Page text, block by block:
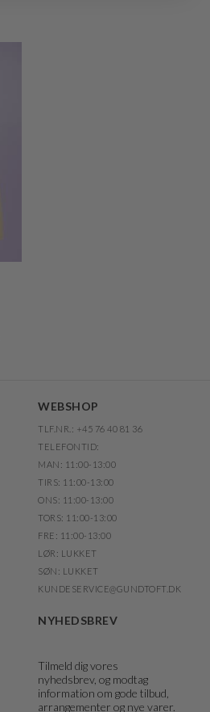
WEBSHOP
TLF.NR.: +45 76 40 81 36
TELEFONTID:
MAN: 11:00-13:00
TIRS: 11:00-13:00
ONS: 11:00-13:00
TORS: 11:00-13:00
FRE: 11:00-13:00
LØR: LUKKET
SØN: LUKKET
KUNDESERVICE@GUNDTOFT.DK
NYHEDSBREV
Tilmeld dig vores
nyhedsbrev, og modtag
information om gode tilbud,
arrangementer og nye varer.